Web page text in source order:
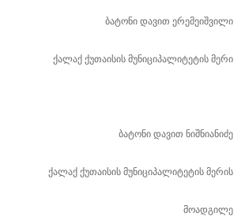
ბატონი დავით ერემეიშვილი
ქალაქ ქუთაისის მუნიციპალიტეტის მერი
ბატონი დავით ნიშნიანიძე
ქალაქ ქუთაისის მუნიციპალიტეტის მერის
მოადგილე